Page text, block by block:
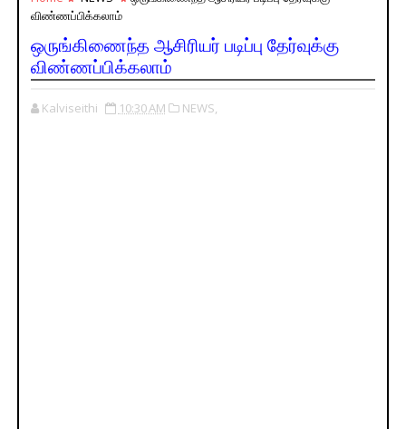
விண்ணப்பிக்கலாம்
ஒருங்கிணைந்த ஆசிரியர் படிப்பு தேர்வுக்கு
விண்ணப்பிக்கலாம்
Kalviseithi 10:30 AM NEWS,